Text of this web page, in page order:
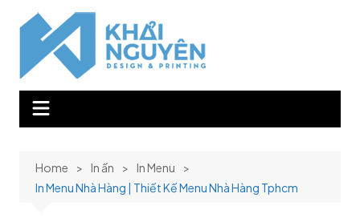
Home In ấn
In Menu
In Menu Nhà Hàng | Thiết Kế Menu Nhà Hàng Tphcm